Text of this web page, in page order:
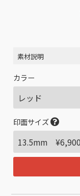
素材説明
カラー
印面サイズ